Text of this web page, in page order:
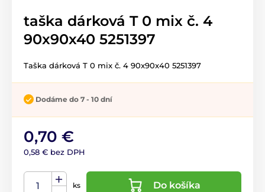
taška dárková T 0 mix č. 4
90x90x40 5251397
Taška dárková T 0 mix č. 4 90x90x40 5251397
Dodáme do 7 - 10 dní
0,70 €
0,58 € bez DPH
ks Do košíka